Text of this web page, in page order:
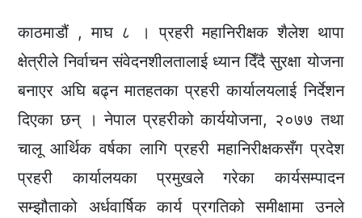
काठमाडौं , माघ ८ । प्रहरी महानिरीक्षक शैलेश थापा
क्षेत्रीले निर्वाचन संवेदनशीलतालाई ध्यान दिँदै सुरक्षा योजना
बनाएर अघि बढ्न मातहतका प्रहरी कार्यालयलाई निर्देशन
दिएका छन् । नेपाल प्रहरीको कार्ययोजना, २०७७ तथा
चालू आर्थिक वर्षका लागि प्रहरी महानिरीक्षकसँग प्रदेश
प्रहरी कार्यालयका प्रमुखले गरेका कार्यसम्पादन
सम्झौताको अर्धवार्षिक कार्य प्रगतिको समीक्षामा उनले